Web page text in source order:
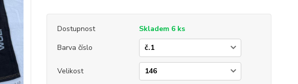
Dostupnost
Skladem 6 ks
Barva číslo
Velikost